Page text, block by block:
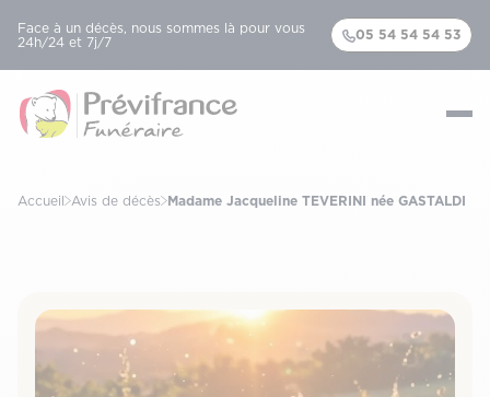
Face à un décès, nous sommes là pour vous
24h/24 et 7j/7
05 54 54 54 53
Accueil Avis de décès Madame Jacqueline TEVERINI née GASTALDI